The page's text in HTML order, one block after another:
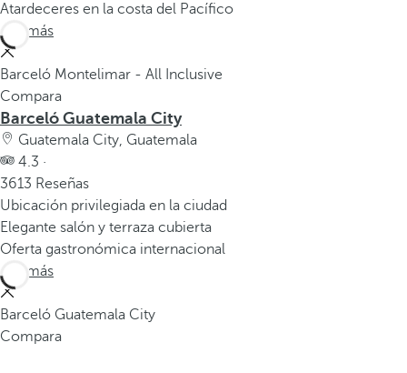
Atardeceres en la costa del Pacífico
Ver más
Barceló Montelimar - All Inclusive
Compara
Barceló Guatemala City
Guatemala City, Guatemala
4.3 ·
3613 Reseñas
Ubicación privilegiada en la ciudad
Elegante salón y terraza cubierta
Oferta gastronómica internacional
Ver más
Barceló Guatemala City
Compara